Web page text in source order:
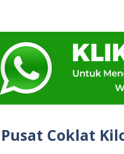
Pusat Coklat